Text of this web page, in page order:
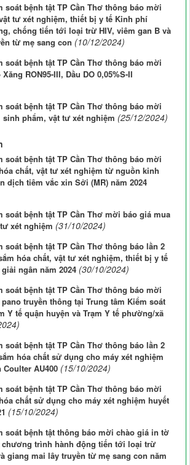
soát bệnh tật TP Cần Thơ thông báo mời
tư xét nghiệm, thiết bị y tế Kinh phí
chống tiến tới loại trừ HIV, viêm gan B và
từ mẹ sang con (10/12/2024)
soát bệnh tật TP Cần Thơ thông báo mời
RON95-III, Dầu DO 0,05%S-II
soát bệnh tật TP Cần Thơ thông báo mời
sinh phẩm, vật tư xét nghiệm (25/12/2024)
soát bệnh tật TP Cần Thơ thông báo mời
chất, vật tư xét nghiệm từ nguồn kinh
dịch tiêm vắc xin Sởi (MR) năm 2024
soát bệnh tật TP Cần Thơ mời báo giá mua
xét nghiệm (31/10/2024)
soát bệnh tật TP Cần Thơ thông báo lần 2
hóa chất, vật tư xét nghiệm, thiết bị y tế
ngân năm 2024 (30/10/2024)
soát bệnh tật TP Cần Thơ thông báo mời
truyền thông tại Trung tâm Kiểm soát
Y tế quận huyện và Trạm Y tế phường/xã
soát bệnh tật TP Cần Thơ thông báo lần 2
hóa chất sử dụng cho máy xét nghiệm
AU400 (15/10/2024)
soát bệnh tật TP Cần Thơ thông báo mời
chất sử dụng cho máy xét nghiệm huyết
(15/10/2024)
soát bệnh tật thông báo mời chào giá in tờ
trình hành động tiến tới loại trừ
giang mai lây truyền từ mẹ sang con năm